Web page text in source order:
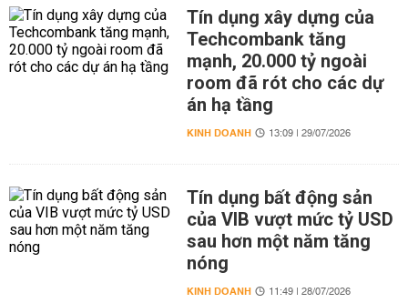
Tín dụng xây dựng của
Techcombank tăng
mạnh, 20.000 tỷ ngoài
room đã rót cho các dự
án hạ tầng
KINH DOANH 13:09 | 29/07/2026
Tín dụng bất động sản
của VIB vượt mức tỷ USD
sau hơn một năm tăng
nóng
KINH DOANH 11:49 | 28/07/2026